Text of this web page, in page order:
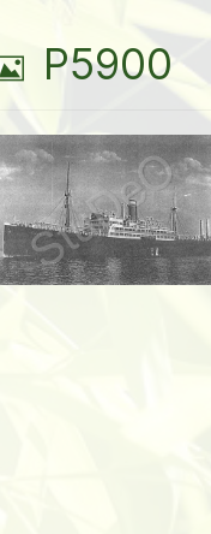
B
i
l
d
P5900